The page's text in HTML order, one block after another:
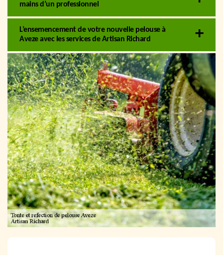
mains d’un professionnel
L’ensemencement de votre nouvelle pelouse à
Aveze avec les services de Artisan Richard